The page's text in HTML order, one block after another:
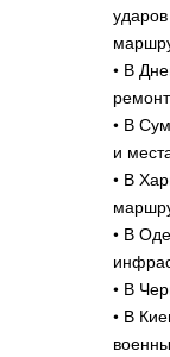
• В
• В
и
• В
• В
• В
• В